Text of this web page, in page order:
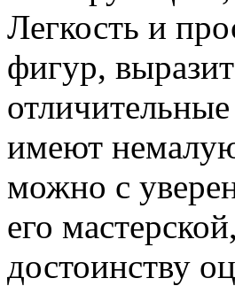
Легкость и
фигур,
имеют
можно с
его
достоинству